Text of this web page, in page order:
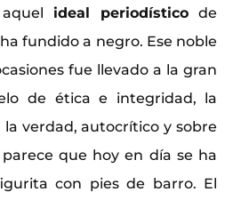
ideal periodístico de
fundido a negro. Ese noble
fue llevado a la gran
de ética e integridad, la
verdad, autocrítico y sobre
que hoy en día se ha
con pies de barro. El